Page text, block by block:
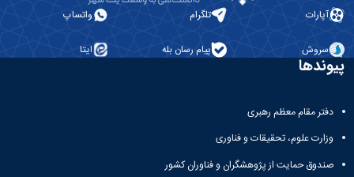
آپارات تلگرام واتساپ
سروش پیام رسان بله ایتا
پیوندها
دفتر مقام معظم رهبری
وزارت علوم، تحقیقات و فناوری
صندوق حمایت از پژوهشگران و فناوران کشور